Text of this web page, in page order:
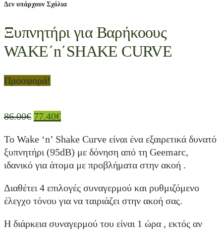
Δεν υπάρχουν Σχόλια
Ξυπνητήρι για Βαρήκοους
WAKE΄n΄SHAKE CURVE
Προσφορά!
86.00€ 77.40€
Το Wake ‘n’ Shake Curve είναι ένα εξαιρετικά δυνατό
ξυπνητήρι (95dB) με δόνηση από τη Geemarc,
ιδανικό για άτομα με προβλήματα στην ακοή .
Διαθέτει 4 επιλογές συναγερμού και ρυθμιζόμενο
έλεγχο τόνου για να ταιριάζει στην ακοή σας.
Η διάρκεια συναγερμού του είναι 1 ώρα , εκτός αν